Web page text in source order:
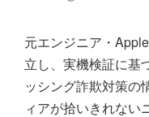
元エンジニア・
立し、実機検証に基
ッシング詐欺対策の
ィアが拾いきれない